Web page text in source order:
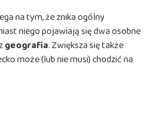
na tym, że znika ogólny
niego pojawiają się dwa osobne
geografia. Zwiększa się także
może (lub nie musi) chodzić na